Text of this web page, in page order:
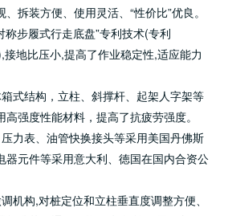
拆装方便、使用灵活、“性价比”优良。
称步履式行走底盘”专利技术(专利
地比压小,提高了作业稳定性,适应能力
式结构，立柱、斜撑杆、起架人字架等
强度性能材料，提高了抗疲劳强度。
力表、油管快换接头等采用美国丹佛斯
器元件等采用意大利、徳国在国内合资公
机构,对桩定位和立柱垂直度调整方便、